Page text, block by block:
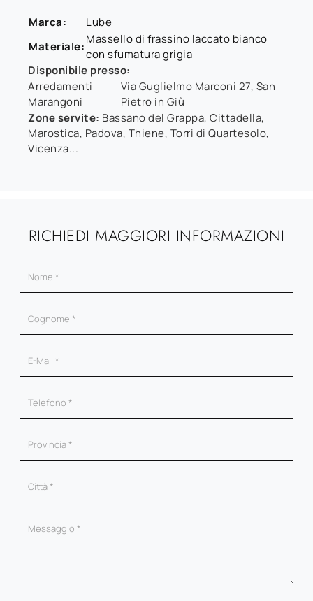
Marca:
Lube
Materiale:
Massello di frassino laccato bianco
con sfumatura grigia
Disponibile presso:
Arredamenti
Marangoni
Via Guglielmo Marconi 27, San
Pietro in Giù
Zone servite: Bassano del Grappa, Cittadella,
Marostica, Padova, Thiene, Torri di Quartesolo,
Vicenza...
RICHIEDI MAGGIORI INFORMAZIONI